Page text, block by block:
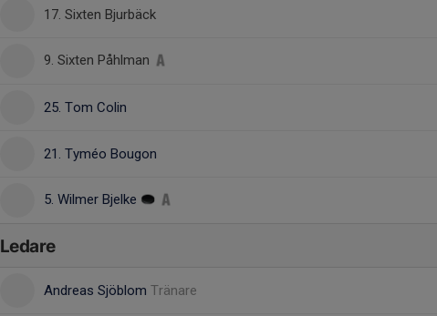
17. Sixten Bjurbäck
9. Sixten Påhlman
25. Tom Colin
21. Tyméo Bougon
5. Wilmer Bjelke
Ledare
Andreas Sjöblom Tränare